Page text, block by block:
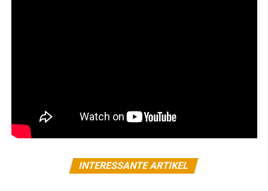
INTERESSANTE ARTIKEL